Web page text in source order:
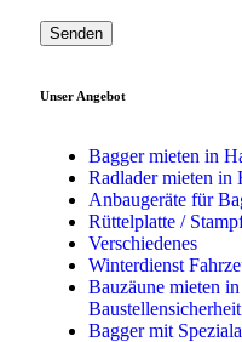
Unser Angebot
Bagger mieten in
Radlader mieten in
Anbaugeräte für
Rüttelplatte /
Verschiedenes
Winterdienst
Bauzäune mieten
Bagger mit